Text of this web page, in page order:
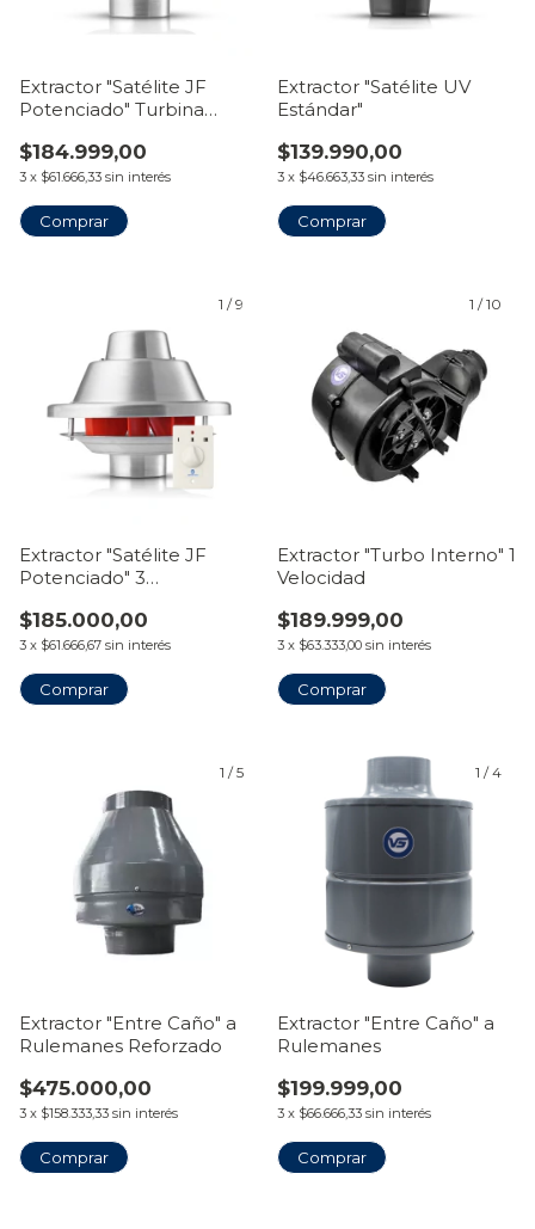
Extractor "Satélite JF
Potenciado" Turbina
$184.999,00
3 x $61.666,33 sin interés
Comprar
Extractor "Satélite UV
Estándar"
$139.990,00
3 x $46.663,33 sin interés
Comprar
1 /9
Extractor "Satélite JF
Potenciado" 3
$185.000,00
3 x $61.666,67 sin interés
Comprar
1 /10
Extractor "Turbo Interno" 1
Velocidad
$189.999,00
3 x $63.333,00 sin interés
Comprar
1 /5
Extractor "Entre Caño" a
Rulemanes Reforzado
$475.000,00
3 x $158.333,33 sin interés
Comprar
1 /4
Extractor "Entre Caño" a
Rulemanes
$199.999,00
3 x $66.666,33 sin interés
Comprar